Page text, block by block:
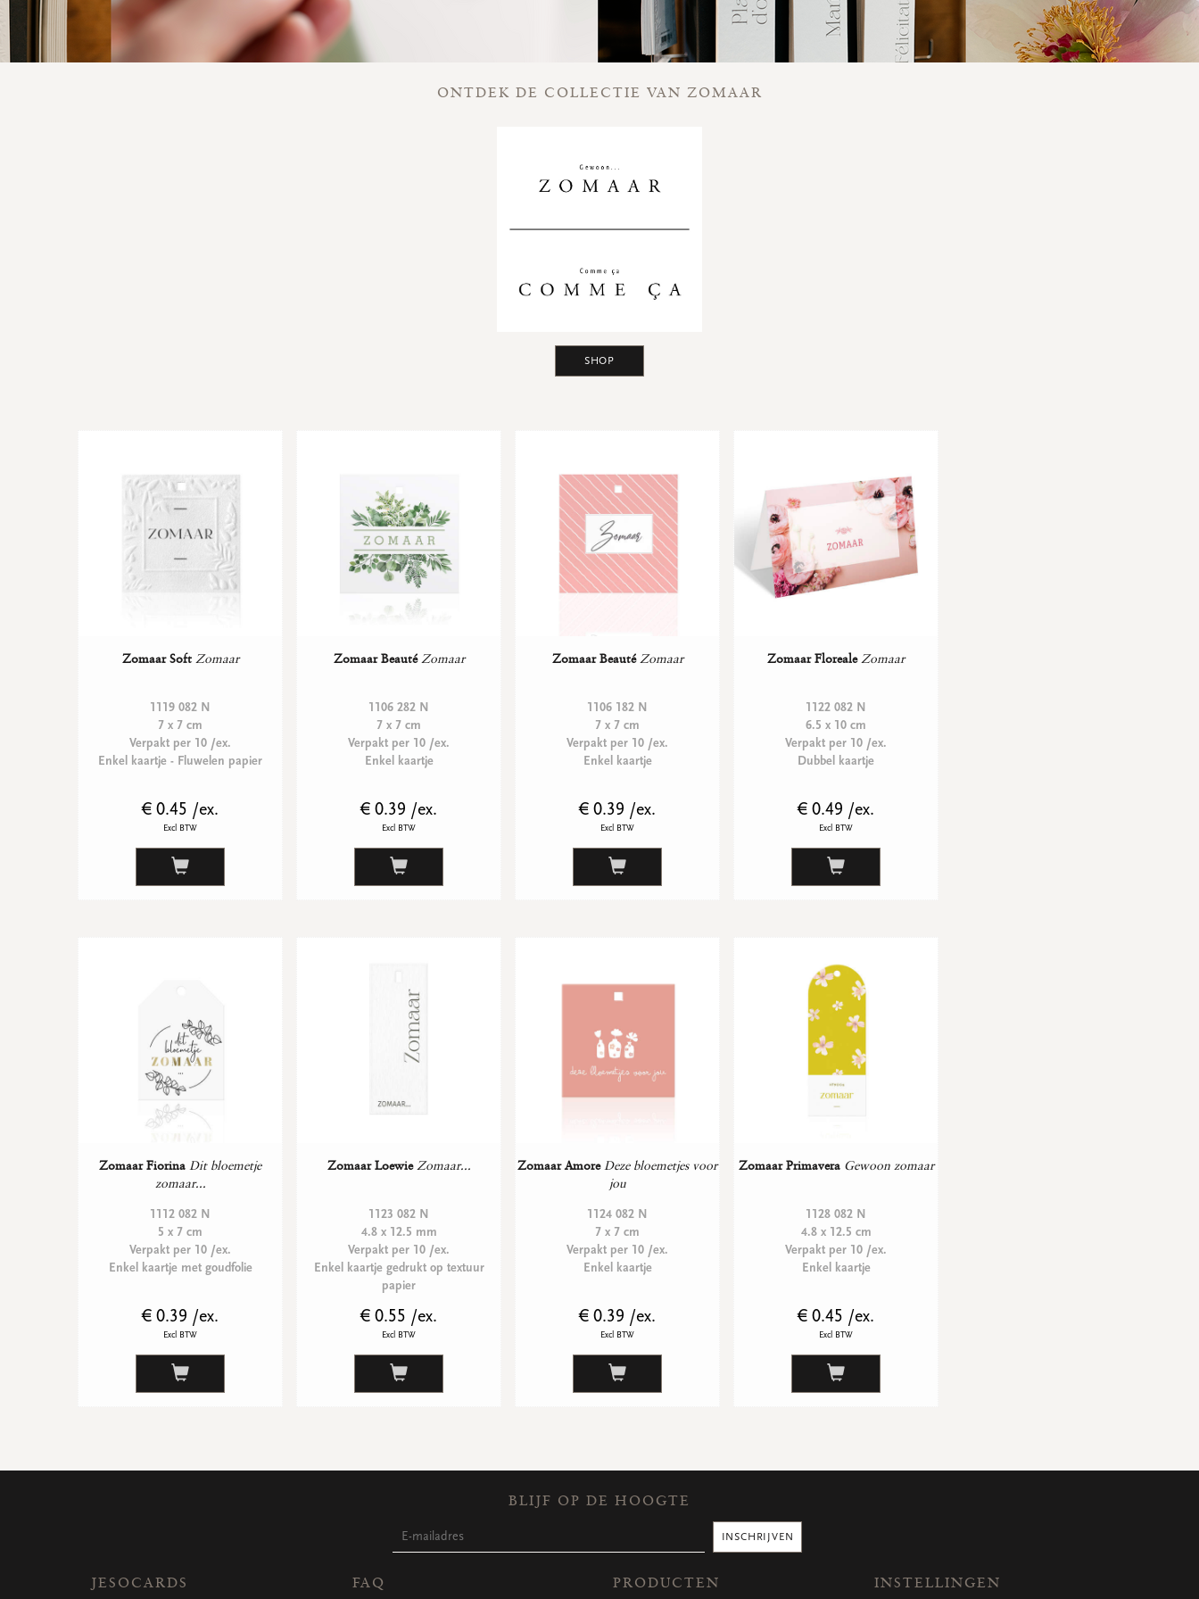
ONTDEK DE COLLECTIE VAN ZOMAAR
SHOP
Zomaar Soft Zomaar
1119 082 N
7 x 7 cm
Verpakt per 10 /ex.
Enkel kaartje - Fluwelen papier
€ 0.45 /ex.
Excl BTW
Zomaar Beauté Zomaar
1106 282 N
7 x 7 cm
Verpakt per 10 /ex.
Enkel kaartje
€ 0.39 /ex.
Excl BTW
Zomaar Beauté Zomaar
1106 182 N
7 x 7 cm
Verpakt per 10 /ex.
Enkel kaartje
€ 0.39 /ex.
Excl BTW
Zomaar Floreale Zomaar
1122 082 N
6.5 x 10 cm
Verpakt per 10 /ex.
Dubbel kaartje
€ 0.49 /ex.
Excl BTW
Zomaar Fiorina Dit bloemetje
zomaar...
1112 082 N
5 x 7 cm
Verpakt per 10 /ex.
Enkel kaartje met goudfolie
€ 0.39 /ex.
Excl BTW
Zomaar Loewie Zomaar...
1123 082 N
4.8 x 12.5 mm
Verpakt per 10 /ex.
Enkel kaartje gedrukt op textuur
papier
€ 0.55 /ex.
Excl BTW
Zomaar Amore Deze bloemetjes voor
jou
1124 082 N
7 x 7 cm
Verpakt per 10 /ex.
Enkel kaartje
€ 0.39 /ex.
Excl BTW
Zomaar Primavera Gewoon zomaar
1128 082 N
4.8 x 12.5 cm
Verpakt per 10 /ex.
Enkel kaartje
€ 0.45 /ex.
Excl BTW
BLIJF OP DE HOOGTE
INSCHRIJVEN
JESOCARDS FAQ PRODUCTEN INSTELLINGEN